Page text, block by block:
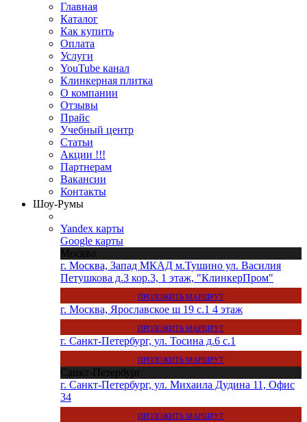
Главная
Каталог
Как купить
Оплата
Услуги
YouTube канал
Клинкерная плитка
О компании
Отзывы
Прайс
Учебный центр
Статьи
Акции !!!
Партнерам
Вакансии
Контакты
Шоу-Румы
Yandex карты
Google карты
Москва
г. Москва, Запад МКАД м.Тушино ул. Василия
Петушкова д.3 кор.3, 1 этаж, "КлинкерПром"
ПРОЛОЖИТЬ МАРШРУТ
г. Москва, Ярославское ш 19 с.1 4 этаж
ПРОЛОЖИТЬ МАРШРУТ
г. Санкт-Петербург, ул. Тосина д.6 с.1
ПРОЛОЖИТЬ МАРШРУТ
Санкт-Петербург
г. Санкт-Петербург, ул. Михаила Дудина 11, Офис
34
ПРОЛОЖИТЬ МАРШРУТ